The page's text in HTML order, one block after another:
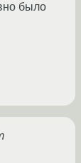
было